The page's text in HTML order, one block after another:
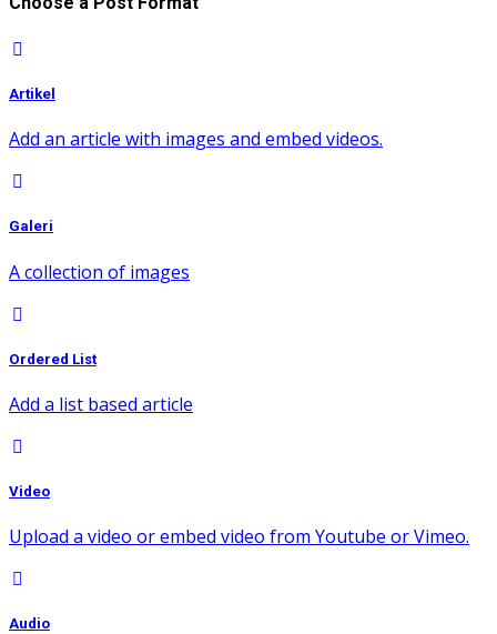
Artikel
Add an article with images and embed videos.
Galeri
A collection of images
Ordered List
Add a list based article
Video
Upload a video or embed video from Youtube or Vimeo.
Audio